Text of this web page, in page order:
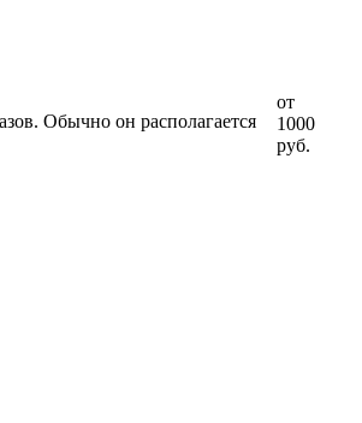
Обычно он располагается
от
1000
руб.